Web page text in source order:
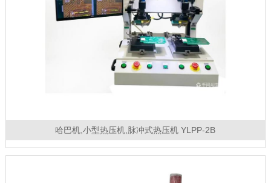
哈巴机,小型热压机,脉冲式热压机 YLPP-2B